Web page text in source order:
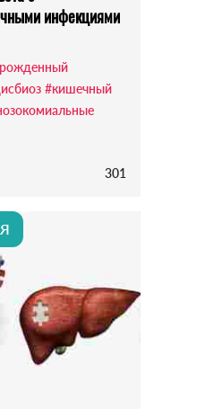
инфекциями
#кишечный
301